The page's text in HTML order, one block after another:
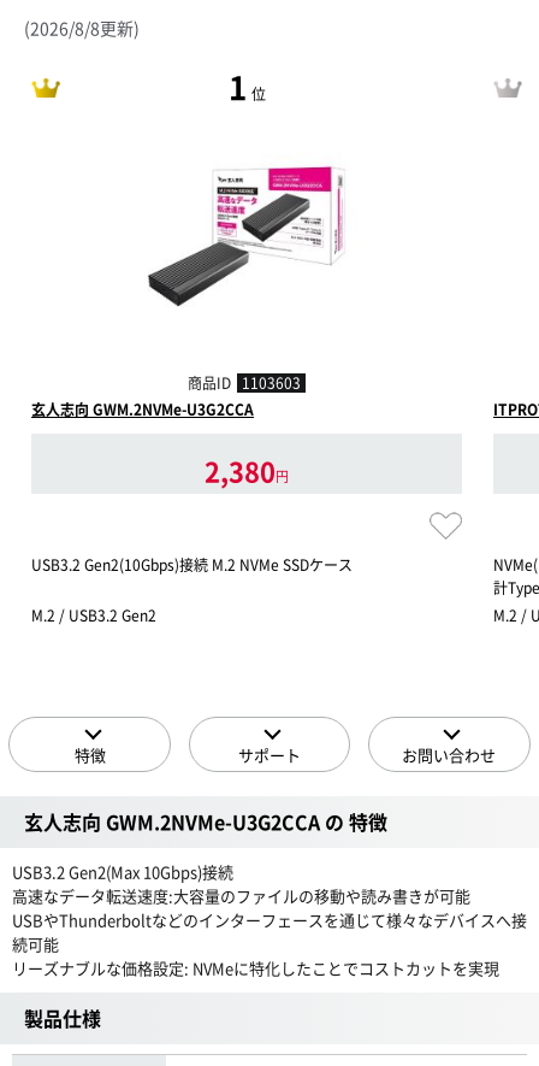
(2026/8/8更新)
1 位
商品ID 1103603
玄人志向 GWM.2NVMe-U3G2CCA
2,380円
USB3.2 Gen2(10Gbps)接続 M.2 NVMe SSDケース
M.2 / USB3.2 Gen2
計
M.2 /
特徴 サポート お問い合わせ
玄人志向 GWM.2NVMe-U3G2CCA の 特徴
USB3.2 Gen2(Max 10Gbps)接続
高速なデータ転送速度:大容量のファイルの移動や読み書きが可能
USBやThunderboltなどのインターフェースを通じて様々なデバイスへ接
続可能
リーズナブルな価格設定: NVMeに特化したことでコストカットを実現
製品仕様